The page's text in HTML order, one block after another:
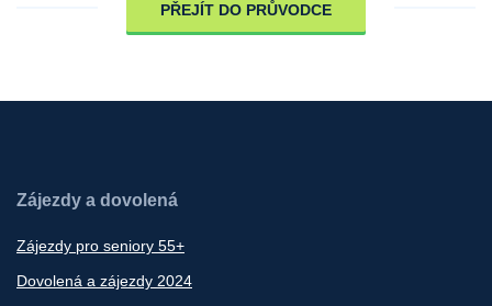
PŘEJÍT DO PRŮVODCE
Zájezdy a dovolená
Zájezdy pro seniory 55+
Dovolená a zájezdy 2024